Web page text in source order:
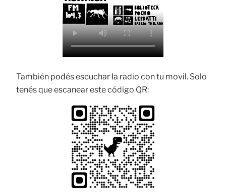
También podés escuchar la radio con tu movil. Solo
tenés que escanear este código QR: